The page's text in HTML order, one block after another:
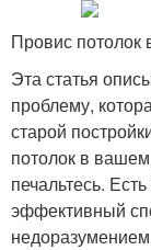
Провис
Эта статья
проблему,
старой
потолок в
печальтесь.
эффективный